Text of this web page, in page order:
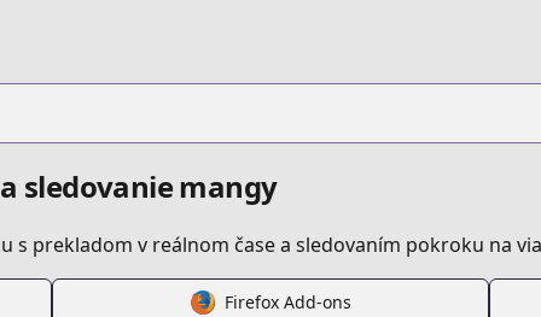
sledovanie mangy
s prekladom v reálnom čase a sledovaním pokroku na
Firefox Add-ons